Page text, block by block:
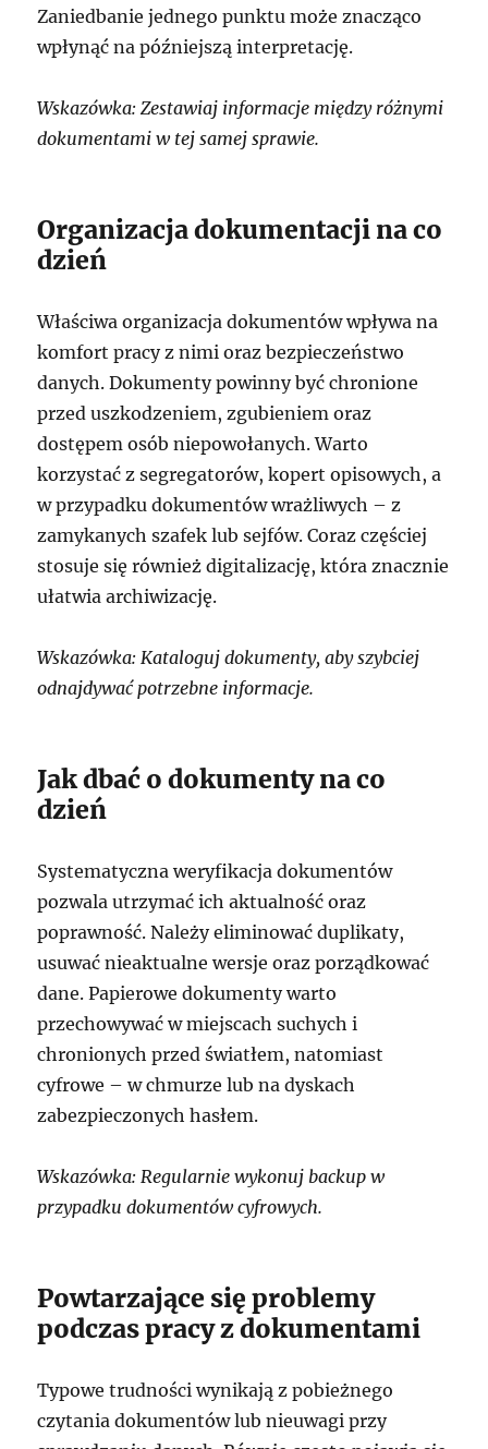
Zaniedbanie jednego punktu może znacząco
wpłynąć na późniejszą interpretację.
Wskazówka: Zestawiaj informacje między różnymi
dokumentami w tej samej sprawie.
Organizacja dokumentacji na co
dzień
Właściwa organizacja dokumentów wpływa na
komfort pracy z nimi oraz bezpieczeństwo
danych. Dokumenty powinny być chronione
przed uszkodzeniem, zgubieniem oraz
dostępem osób niepowołanych. Warto
korzystać z segregatorów, kopert opisowych, a
w przypadku dokumentów wrażliwych – z
zamykanych szafek lub sejfów. Coraz częściej
stosuje się również digitalizację, która znacznie
ułatwia archiwizację.
Wskazówka: Kataloguj dokumenty, aby szybciej
odnajdywać potrzebne informacje.
Jak dbać o dokumenty na co
dzień
Systematyczna weryfikacja dokumentów
pozwala utrzymać ich aktualność oraz
poprawność. Należy eliminować duplikaty,
usuwać nieaktualne wersje oraz porządkować
dane. Papierowe dokumenty warto
przechowywać w miejscach suchych i
chronionych przed światłem, natomiast
cyfrowe – w chmurze lub na dyskach
zabezpieczonych hasłem.
Wskazówka: Regularnie wykonuj backup w
przypadku dokumentów cyfrowych.
Powtarzające się problemy
podczas pracy z dokumentami
Typowe trudności wynikają z pobieżnego
czytania dokumentów lub nieuwagi przy